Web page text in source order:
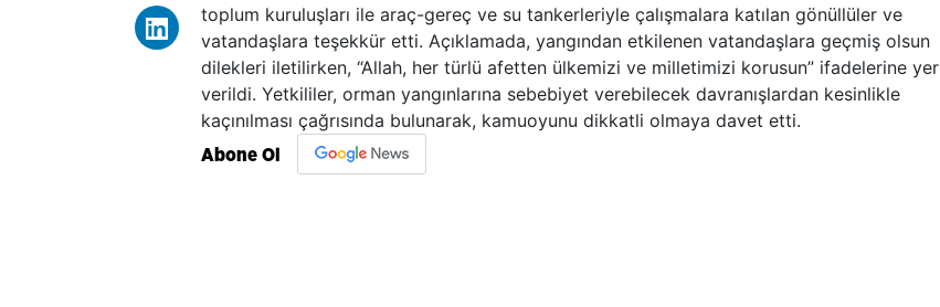
toplum kuruluşları ile araç-gereç ve su tankerleriyle çalışmalara katılan gönüllüler ve
vatandaşlara teşekkür etti. Açıklamada, yangından etkilenen vatandaşlara geçmiş olsun
dilekleri iletilirken, “Allah, her türlü afetten ülkemizi ve milletimizi korusun” ifadelerine yer
verildi. Yetkililer, orman yangınlarına sebebiyet verebilecek davranışlardan kesinlikle
kaçınılması çağrısında bulunarak, kamuoyunu dikkatli olmaya davet etti.
Abone Ol